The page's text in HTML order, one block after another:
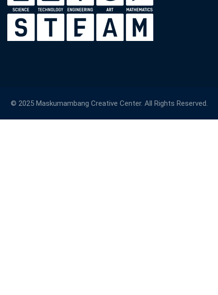
© 2025 Maskumambang Creative Center. All Rights Reserved.